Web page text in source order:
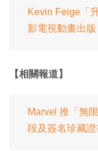
Kevin Feige「
影電視動畫出版
【相關報道】
Marvel 推「無
段及簽名珍藏證